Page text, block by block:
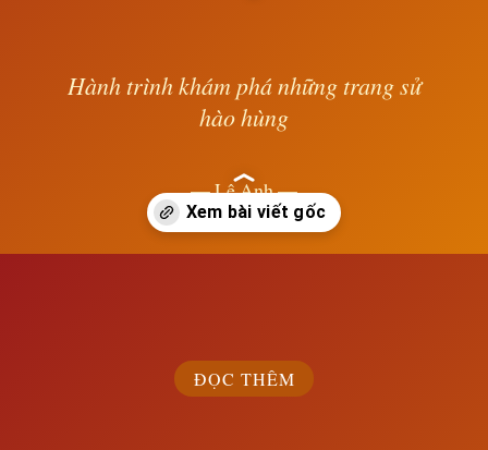
Hành trình khám phá những trang sử
hào hùng
— Lê Anh —
ĐỌC THÊM